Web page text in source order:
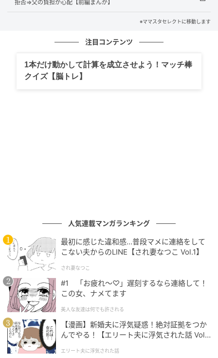
の？」と呆れたようなコメントも。どうしようもない
事情があって子どもに助けを求めるのは仕方がないか
前のように「お金を出して」と言われたら戸惑うのも
と拒否しているのに、旦那さんの一存で援助をOKした
ら最悪ですよね……。しかも旦那さんのお小遣いから出
すならばいざ知らず、家計から出すのはあり得ないと
感じるママも多いのではないでしょうか。お金のこと
は夫婦2人でしっかりと話し合うのがよさそうです。
義両親は自分たちでできることを全部考えた
の？
拒否⇒父の負担が心配【前編まんが】
※ママスタセレクトに移動します
注目コンテンツ
1本だけ動かして計算を成立させよう！マッチ棒
クイズ【脳トレ】
人気連載マンガランキング
最初に感じた違和感…普段マメに連絡をして
こない夫からのLINE【され妻なつこ Vol.1】
され妻なつこ
#1 「お疲れ〜♡」遅刻するなら連絡して！
この女、ナメてます
美人な友達は何でも許される
【漫画】新婚夫に浮気疑惑！絶対証拠をつか
んでやる！【エリート夫に浮気された話 Vol.
エリート夫に浮気された話